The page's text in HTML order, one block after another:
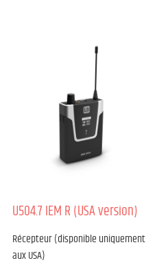
U504.7 IEM R (USA version)
Récepteur (disponible uniquement
aux USA)